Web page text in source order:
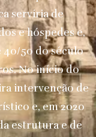
serviria de
e hóspedes e,
40/50 do século
No início do
intervenção de
e, em 2020
estrutura e de